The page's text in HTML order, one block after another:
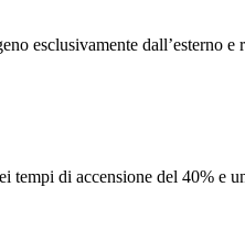
esclusivamente dall’esterno
di accensione del 40% e